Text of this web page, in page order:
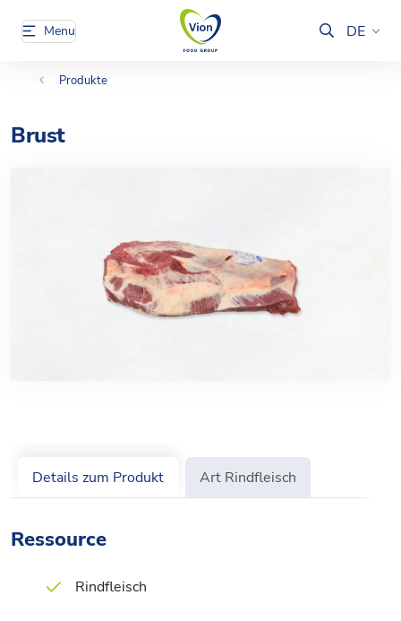
Menu DE
Produkte
Brust
Details zum Produkt Art Rindfleisch
Ressource
Rindfleisch